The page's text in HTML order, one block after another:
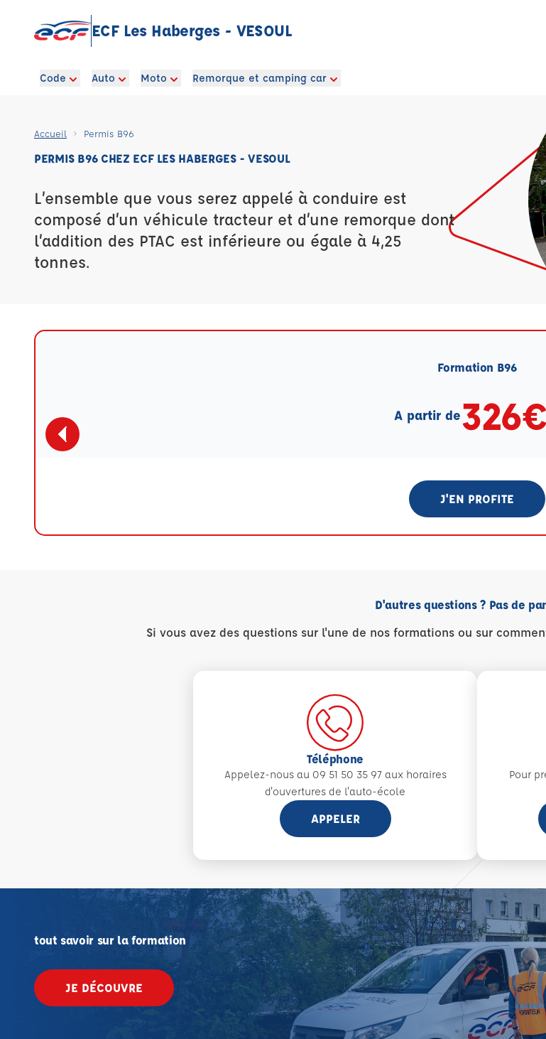
ECF Les Haberges - VESOUL
Code Auto Moto Remorque et camping car
Accueil Permis B96
PERMIS B96 CHEZ ECF LES HABERGES - VESOUL
L’ensemble que vous serez appelé à conduire est
composé d’un véhicule tracteur et d’une remorque dont
l’addition des PTAC est inférieure ou égale à 4,25
tonnes.
Formation B96
A partir de
J'EN PROFITE
D'autres questions ? Pas de
Si vous avez des questions sur l'une de nos formations ou sur
Téléphone
Appelez-nous au 09 51 50 35 97 aux horaires
d'ouvertures de l'auto-école
APPELER
Pour
tout savoir sur la formation
JE DÉCOUVRE